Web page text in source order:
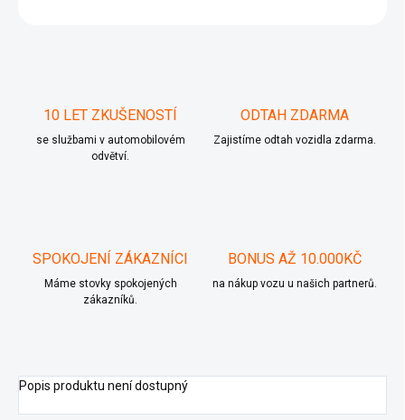
10 LET ZKUŠENOSTÍ
se službami v automobilovém
odvětví.
ODTAH ZDARMA
Zajistíme odtah vozidla zdarma.
SPOKOJENÍ ZÁKAZNÍCI
Máme stovky spokojených
zákazníků.
BONUS AŽ 10.000KČ
na nákup vozu u našich partnerů.
Popis produktu není dostupný